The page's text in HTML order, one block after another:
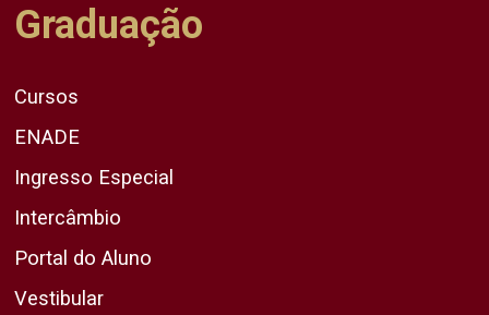
Graduação
Cursos
ENADE
Ingresso Especial
Intercâmbio
Portal do Aluno
Vestibular